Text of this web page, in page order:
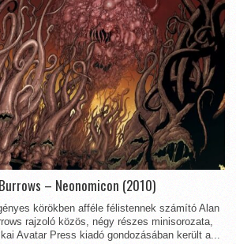
– Neonomicon (2010)
körökben afféle félistennek számító Alan
rajzoló közös, négy részes minisorozata,
Avatar Press kiadó gondozásában került a...